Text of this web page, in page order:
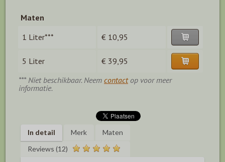
Maten
1 Liter***
€ 10,95
5 Liter
€ 39,95
*** Niet beschikbaar. Neem contactop voor meer
informatie.
In detail Merk
Maten
Reviews (12)